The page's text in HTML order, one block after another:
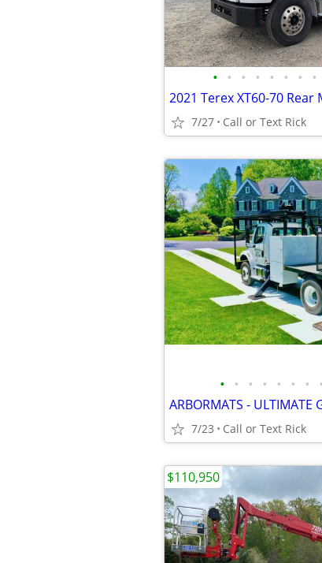
• • • • • • • •
2021 Terex XT60-70
7/27 Call or Text Rick
• • • • • • • •
7/23 Call or Text Rick
$110,950